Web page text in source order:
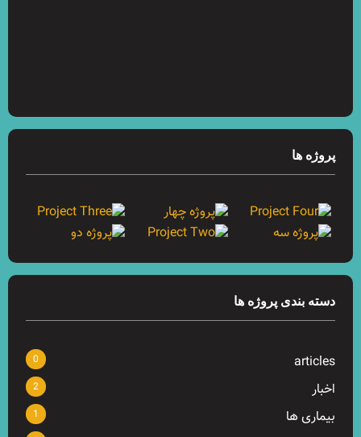
پروژه ها
دسته بندی پروژه ها
articles
0
اخبار 2
بیماری ها 1